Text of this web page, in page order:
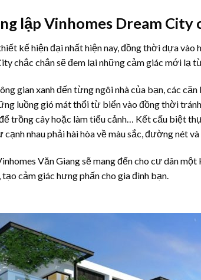
lập Vinhomes Dream City
kế hiện đại nhất hiện nay, đồng thời dựa
chắc chắn sẽ đem lại những cảm giác mới lạ
gian xanh đến từng ngôi nhà của bạn, các
luồng gió mát thổi từ biển vào đồng thời
trồng cây hoặc làm tiểu cảnh… Kết cấu biệt
cạnh nhau phải hài hòa về màu sắc, đường nét
Văn Giang sẽ mang đến cho cư dân
cảm giác hưng phấn cho gia đình bạn.